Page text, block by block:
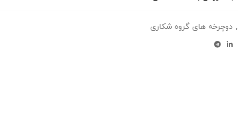
, دوچرخه های گروه شکاری